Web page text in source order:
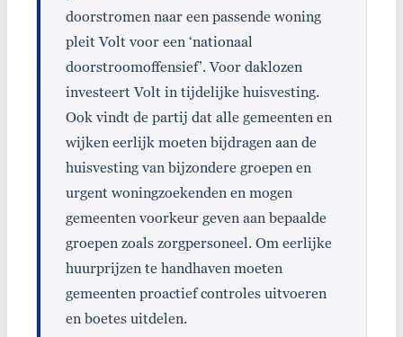
doorstromen naar een passende woning
pleit Volt voor een ‘nationaal
doorstroomoffensief’. Voor daklozen
investeert Volt in tijdelijke huisvesting.
Ook vindt de partij dat alle gemeenten en
wijken eerlijk moeten bijdragen aan de
huisvesting van bijzondere groepen en
urgent woningzoekenden en mogen
gemeenten voorkeur geven aan bepaalde
groepen zoals zorgpersoneel. Om eerlijke
huurprijzen te handhaven moeten
gemeenten proactief controles uitvoeren
en boetes uitdelen.